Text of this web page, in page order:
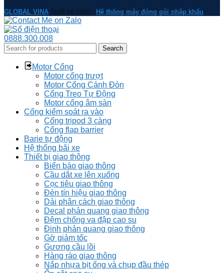
GLOBAL VINA Thiết kế 2026 - Hệ thống máy đóng gói nhập khẩu
0888.300.008
Search
Motor Cổng
Motor cổng trượt
Motor Cổng Cánh Đòn
Cổng Treo Tự Động
Motor cổng âm sàn
Cổng kiểm soát ra vào
Cổng tripod 3 càng
Cổng flap barrier
Barie tự động
Hệ thống bãi xe
Thiết bị giao thông
Biển báo giao thông
Cầu dắt xe lên xuống
Cọc tiêu giao thông
Đèn tín hiệu giao thông
Dải phân cách giao thông
Decal phản quang giao thông
Đệm chống va đập cao su
Đinh phản quang giao thông
Gờ giảm tốc
Gương cầu lồi
Hàng rào giao thông
Nắp nhựa bịt ống và chụp đầu thép